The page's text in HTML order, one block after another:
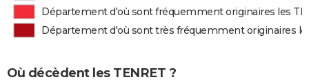
Département d'où sont fréquemment originaires les
Département d'où sont très fréquemment originaires
Où décèdent les TENRET ?